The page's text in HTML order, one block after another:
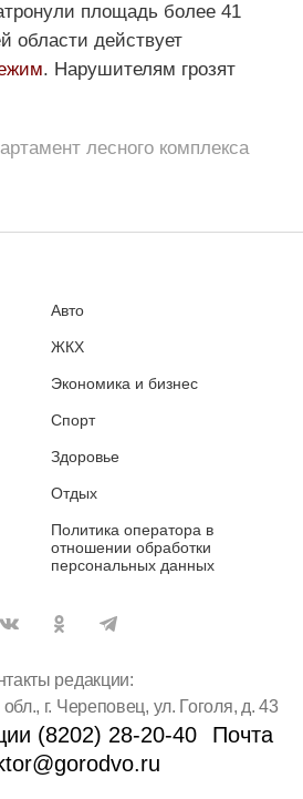
площадь более 41
области действует
. Нарушителям грозят
лесного комплекса
Авто
ЖКХ
Экономика и бизнес
Спорт
Здоровье
Отдых
Политика оператора в
отношении обработки
персональных данных
редакции:
г. Череповец, ул. Гоголя, д. 43
(8202) 28-20-40
Почта